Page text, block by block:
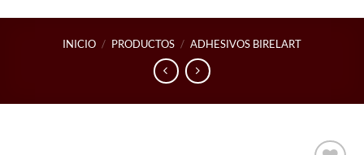
INICIO / PRODUCTOS / ADHESIVOS BIRELART